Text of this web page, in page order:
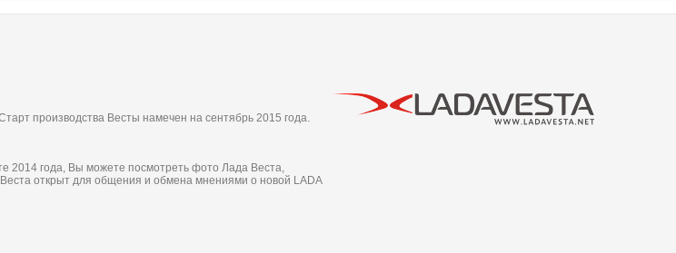
производства Весты намечен на сентябрь 2015 года.
2014 года, Вы можете посмотреть фото Лада Веста,
открыт для общения и обмена мнениями о новой LADA